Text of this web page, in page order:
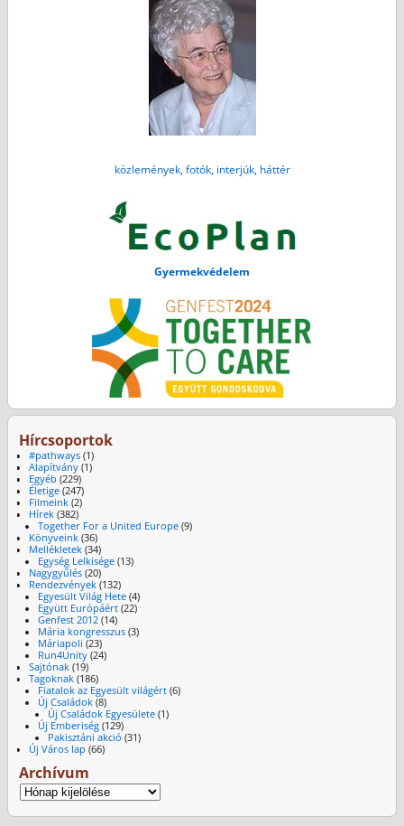
közlemények, fotók, interjúk, háttér
Gyermekvédelem
Hírcsoportok
#pathways(1)
Alapítvány(1)
Egyéb (229)
Életige(247)
Filmeink(2)
Hírek(382)
Together For a United Europe (9)
Könyveink(36)
Mellékletek(34)
Egység Lelkisége (13)
Nagygyűlés(20)
Rendezvények(132)
Egyesült Világ Hete (4)
Együtt Európáért (22)
Genfest 2012 (14)
Mária kongresszus (3)
Máriapoli (23)
Run4Unity (24)
Sajtónak(19)
Tagoknak(186)
Fiatalok az Egyesült világért (6)
Új Családok (8)
Új Családok Egyesülete(1)
Új Emberiség (129)
Pakisztáni akció (31)
Új Város lap (66)
Archívum